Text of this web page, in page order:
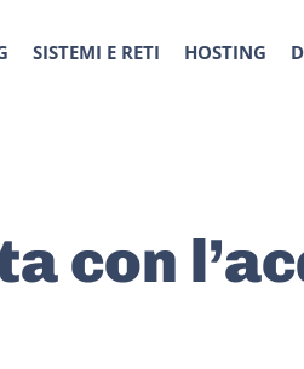
SISTEMI E RETI HOSTING
con